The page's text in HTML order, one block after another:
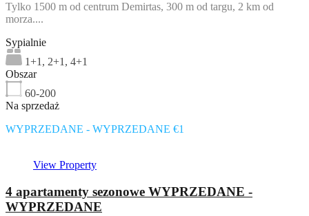
Tylko 1500 m od centrum Demirtas, 300 m od targu, 2 km od
morza....
Sypialnie
1+1, 2+1, 4+1
Obszar
60-200
Na sprzedaż
WYPRZEDANE - WYPRZEDANE €1
View Property
4 apartamenty sezonowe WYPRZEDANE -
WYPRZEDANE